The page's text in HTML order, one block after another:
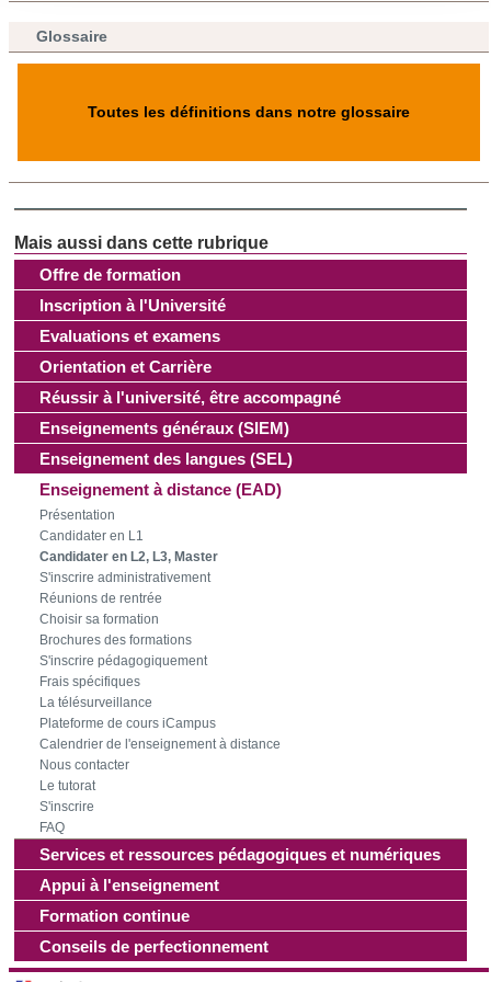
les cookies.
Les cookies nous permettent de personnaliser le contenu
partageons également des informations sur l'utilisation de
notre site avec nos partenaires de médias sociaux, de
publicité et d'analyse, qui peuvent combiner celles-ci avec
d'autres informations que vous leur avez fournies ou qu'ils
ont collectées lors de votre utilisation de leurs services.
Offre de formation
Inscription à l'Université
Evaluations et examens
Orientation et Carrière
Réussir à l'université, être accompagné
Enseignements généraux (SIEM)
Enseignement des langues (SEL)
Enseignement à distance (EAD)
Présentation
Candidater en L1
Candidater en L2, L3, Master
S'inscrire administrativement
Réunions de rentrée
Choisir sa formation
Brochures des formations
S'inscrire pédagogiquement
Frais spécifiques
La télésurveillance
Plateforme de cours iCampus
Calendrier de l'enseignement à distance
Nous contacter
Le tutorat
S'inscrire
FAQ
Services et ressources pédagogiques et numériques
Appui à l'enseignement
Formation continue
Conseils de perfectionnement
Glossaire
Toutes les définitions dans notre glossaire